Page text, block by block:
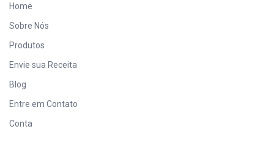
Home
Sobre Nós
Produtos
Envie sua Receita
Blog
Entre em Contato
Conta